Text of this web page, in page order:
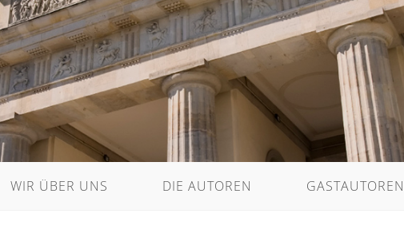
WIR ÜBER UNS DIE AUTOREN GASTAUTOREN